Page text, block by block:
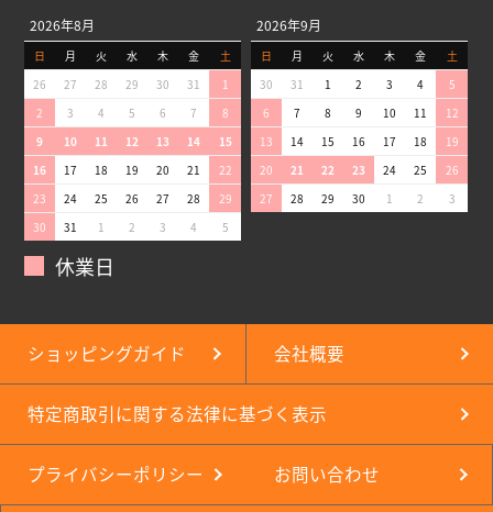
2026年8月
日 月 火 水 木 金
土
26
27 28 29 30 31
1
2
3 4 5 6 7
8
9
10 11 12 13 14
15
16
17 18 19 20 21
22
23
24 25 26 27 28
29
30
31 1 2 3 4 5
2026年9月
日 月 火 水 木 金
土
30
31 1 2 3 4
5
6
7 8 9 10 11
12
13
14 15 16 17 18
19
20
21 22 23 24 25
26
27
28 29 30 1 2 3
休業日
ショッピングガイド 会社概要
特定商取引に関する法律に基づく表示
プライバシーポリシー お問い合わせ